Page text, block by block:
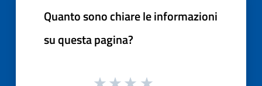
Quanto sono chiare le informazioni
su questa pagina?